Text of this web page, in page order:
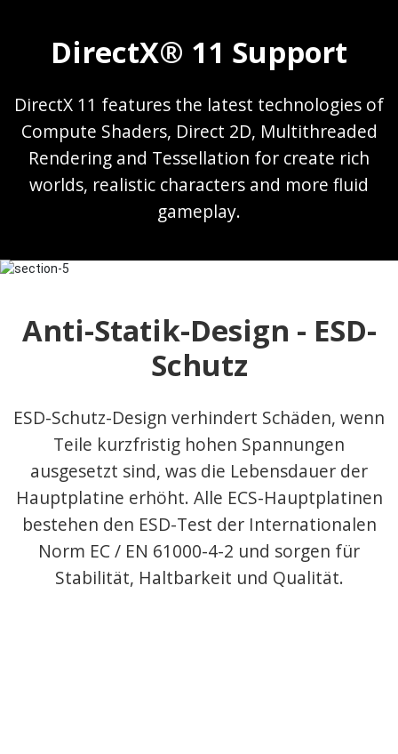
DirectX® 11 Support
DirectX 11 features the latest technologies of
Compute Shaders, Direct 2D, Multithreaded
Rendering and Tessellation for create rich
worlds, realistic characters and more fluid
gameplay.
Anti-Statik-Design - ESD-
Schutz
ESD-Schutz-Design verhindert Schäden, wenn
Teile kurzfristig hohen Spannungen
ausgesetzt sind, was die Lebensdauer der
Hauptplatine erhöht. Alle ECS-Hauptplatinen
bestehen den ESD-Test der Internationalen
Norm EC / EN 61000-4-2 und sorgen für
Stabilität, Haltbarkeit und Qualität.